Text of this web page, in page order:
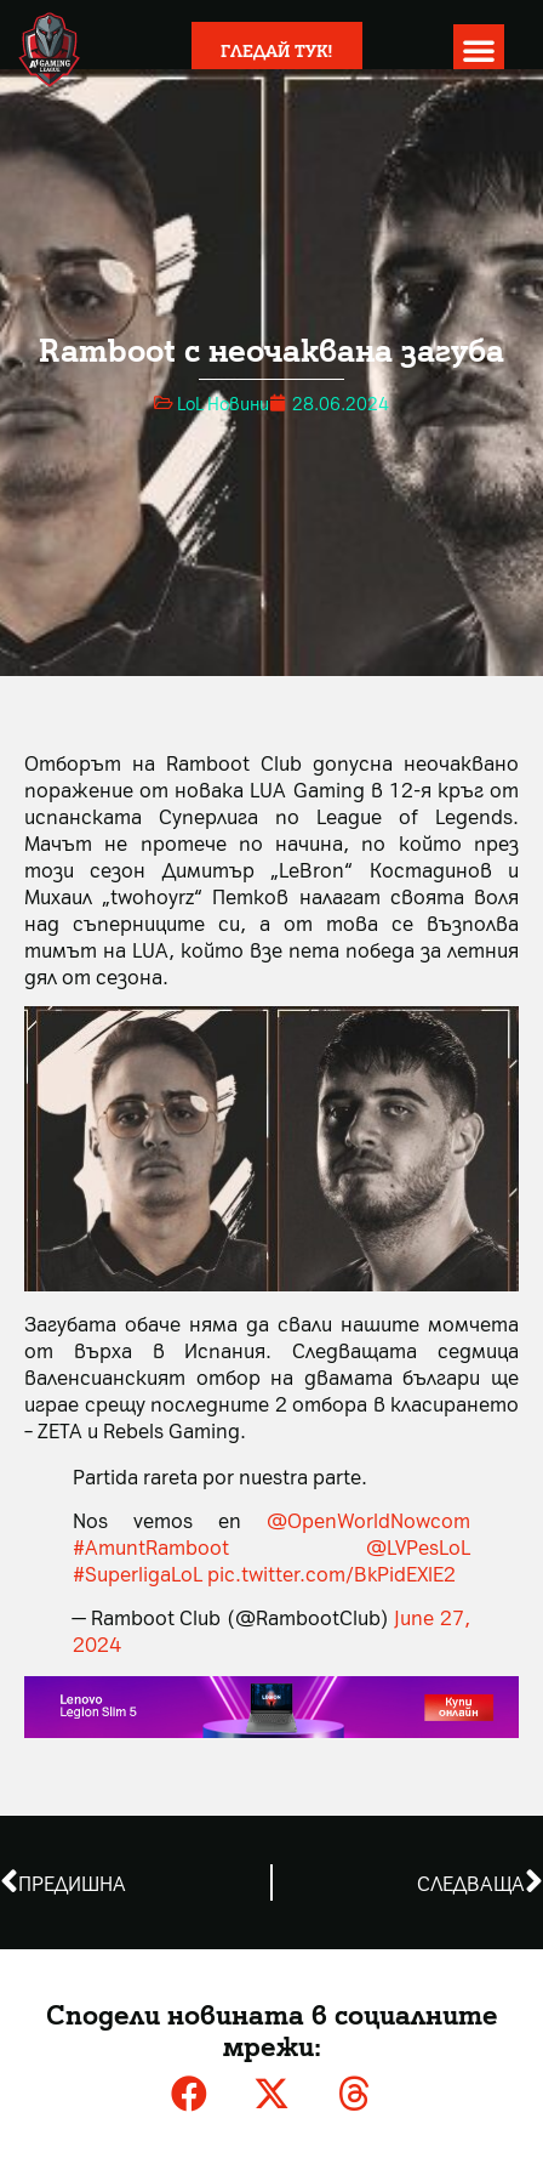
ГЛЕДАЙ ТУК!
Ramboot с неочаквана загуба
LoL Новини 28.06.2024
Отборът на Ramboot Club допусна неочаквано
поражение от новака LUA Gaming в 12-я кръг от
испанската Суперлига по League of Legends.
Мачът не протече по начина, по който през
този сезон Димитър „LeBron“ Костадинов и
Михаил „twohoyrz“ Петков налагат своята воля
над съперниците си, а от това се възполва
тимът на LUA, който взе пета победа за летния
дял от сезона.
Загубата обаче няма да свали нашите момчета
от върха в Испания. Следващата седмица
валенсианският отбор на двамата българи ще
играе срещу последните 2 отбора в класирането
– ZETA и Rebels Gaming.
Partida rareta por nuestra parte.
Nos vemos en @OpenWorldNowcom
#AmuntRamboot
@LVPesLoL
#SuperligaLoL pic.twitter.com/BkPidEXlE2
— Ramboot Club (@RambootClub) June 27,
2024
ПРЕДИШНА СЛЕДВАЩА
Сподели новината в социалните
мрежи: